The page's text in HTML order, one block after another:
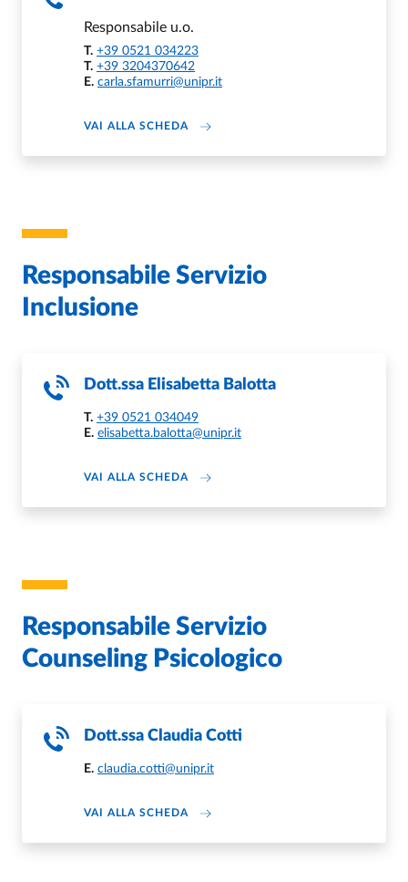
Responsabile u.o.
T. +39 0521 034223
T. +39 3204370642
E. carla.sfamurri@unipr.it
VAI ALLA SCHEDAABOUT CARLA SFAMURRI
Responsabile Servizio
Inclusione
Dott.ssa Elisabetta Balotta
T. +39 0521 034049
E. elisabetta.balotta@unipr.it
VAI ALLA SCHEDAABOUT ELISABETTA BALOTTA
Responsabile Servizio
Counseling Psicologico
Dott.ssa Claudia Cotti
E. claudia.cotti@unipr.it
VAI ALLA SCHEDAABOUT CLAUDIA COTTI